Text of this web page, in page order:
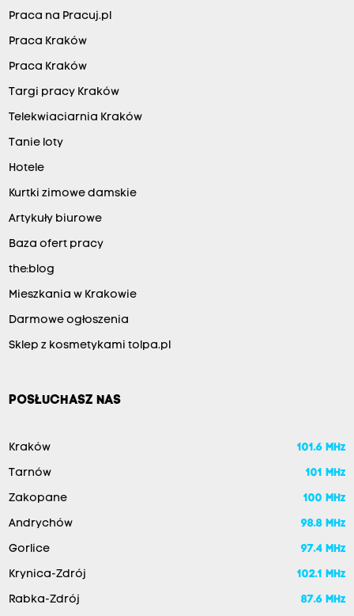
Praca na Pracuj.pl
Praca Kraków
Praca Kraków
Targi pracy Kraków
Telekwiaciarnia Kraków
Tanie loty
Hotele
Kurtki zimowe damskie
Artykuły biurowe
Baza ofert pracy
the:blog
Mieszkania w Krakowie
Darmowe ogłoszenia
Sklep z kosmetykami tolpa.pl
POSŁUCHASZ NAS
Kraków 101.6 MHz
Tarnów 101 MHz
Zakopane 100 MHz
Andrychów 98.8 MHz
Gorlice 97.4 MHz
Krynica-Zdrój 102.1 MHz
Rabka-Zdrój 87.6 MHz